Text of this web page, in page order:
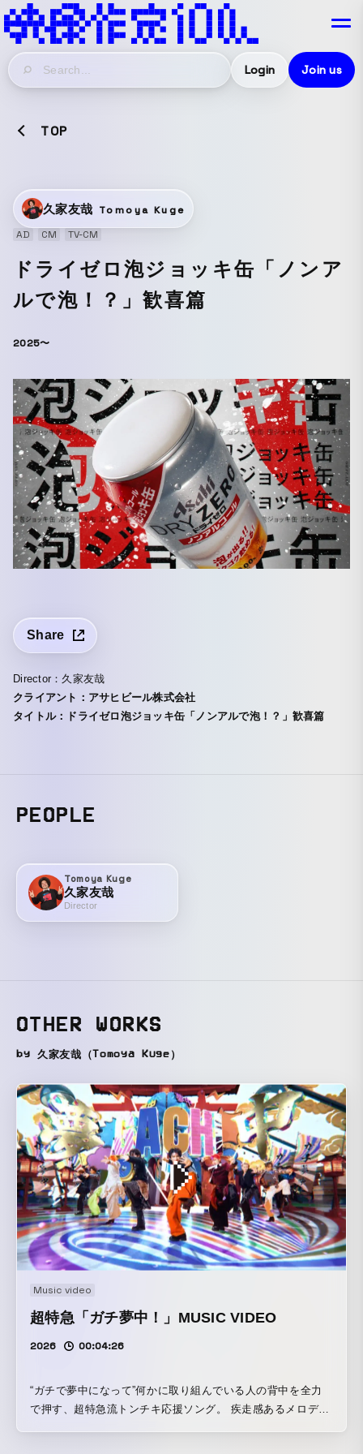
Login Join us
TOP
久家友哉 Tomoya Kuge
AD
CM TV-CM
ドライゼロ泡ジョッキ缶「ノンア
ルで泡！？」歓喜篇
2025〜
Share
Director：久家友哉
クライアント：アサヒビール株式会社
タイトル：ドライゼロ泡ジョッキ缶「ノンアルで泡！？」歓喜篇
PEOPLE
Tomoya Kuge
久家友哉
Director
OTHER WORKS
by 久家友哉（Tomoya Kuge）
Music video
超特急「ガチ夢中！」MUSIC VIDEO
2026 00:04:26
“ガチで夢中になって”何かに取り組んでいる人の背中を全力
で押す、超特急流トンチキ応援ソング。 疾走感あるメロディ